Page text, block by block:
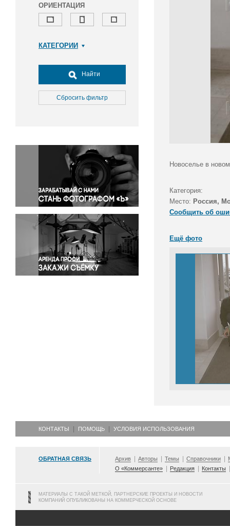
ОРИЕНТАЦИЯ
КАТЕГОРИИ
Досуг, туризм и отдых
Культура
Медицина
Окружающая среда
Политика
Правосудие
Происшествия и конфликты
Религия
Светская жизнь
Спорт
Экология
Экономика и бизнес
Найти
Сбросить фильтр
Новоселье в
Категория:
Место: Россия,
Сообщить об
Ещё фото
КОНТАКТЫ ПОМОЩЬ УСЛОВИЯ ИСПОЛЬЗОВАНИЯ
ОБРАТНАЯ СВЯЗЬ Архив Авторы Темы Справочники
О «Коммерсанте»
Редакция Контакты
МАТЕРИАЛЫ С ТАКОЙ МЕТКОЙ, ПАРТНЕРСКИЕ ПРОЕКТЫ И НОВОСТИ
КОМПАНИЙ ОПУБЛИКОВАНЫ НА КОММЕРЧЕСКОЙ ОСНОВЕ